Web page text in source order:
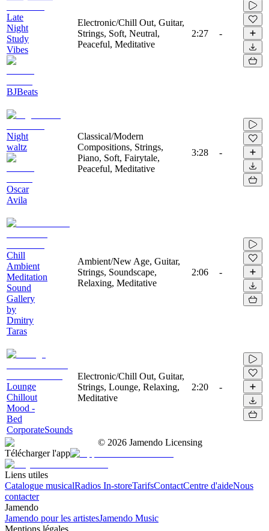
Late
Night
Study
Vibes
BJBeats
Electronic/Chill Out, Guitar,
Strings, Soft, Neutral,
Peaceful, Meditative
2:27 -
Night
waltz
Oscar
Avila
Classical/Modern
Compositions, Strings,
Piano, Soft, Fairytale,
Peaceful, Meditative
3:28 -
Chill
Ambient
Meditation
Sound
Gallery
by
Dmitry
Taras
Ambient/New Age, Guitar,
Strings, Soundscape,
Relaxing, Meditative
2:06 -
Lounge
Chillout
Mood -
Bed
CorporateSounds
Electronic/Chill Out, Guitar,
Strings, Lounge, Relaxing,
Meditative
2:20 -
© 2026 Jamendo Licensing
Télécharger l'app
Liens utiles
Catalogue musicalRadios In-storeTarifsContactCentre d'aideNous
contacter
Jamendo
Jamendo pour les artistesJamendo Music
Mentions légales